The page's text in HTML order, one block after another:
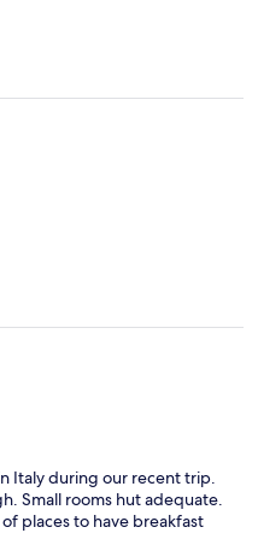
Italy during our recent trip.
Small rooms hut adequate.
places to have breakfast